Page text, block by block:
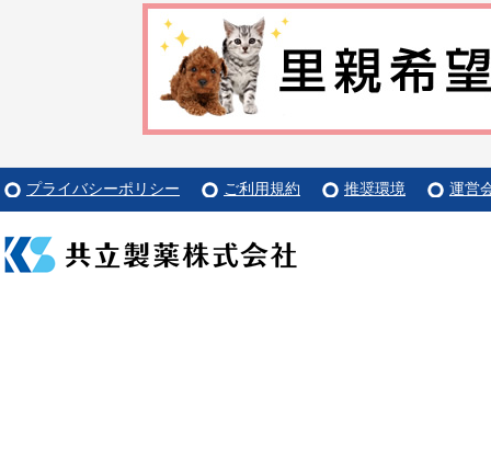
プライバシーポリシー ご利用規約 推奨環境 運営